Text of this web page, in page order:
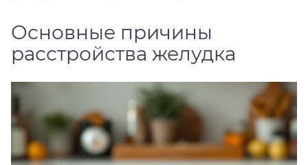
Основные причины
расстройства желудка